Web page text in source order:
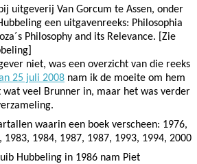
uitgeverij Van Gorcum te Assen, onder
een uitgavenreeks: Philosophia
Philosophy and its Relevance. [Zie
niet, was een overzicht van die reeks
25 juli 2008 nam ik de moeite om hem
wat veel Brunner in, maar het was verder
waarin een boek verscheen: 1976,
1983, 1984, 1987, 1987, 1993, 1994, 2000
Hubbeling in 1986 nam Piet